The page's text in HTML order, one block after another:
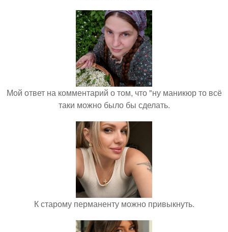
Мой ответ на комментарий о том, что "ну маникюр то всё
таки можно было бы сделать.
К старому перманенту можно привыкнуть.